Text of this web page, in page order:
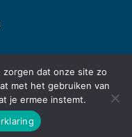
with a smile:)
dat onze site zo
met het gebruiken van
je ermee instemt.